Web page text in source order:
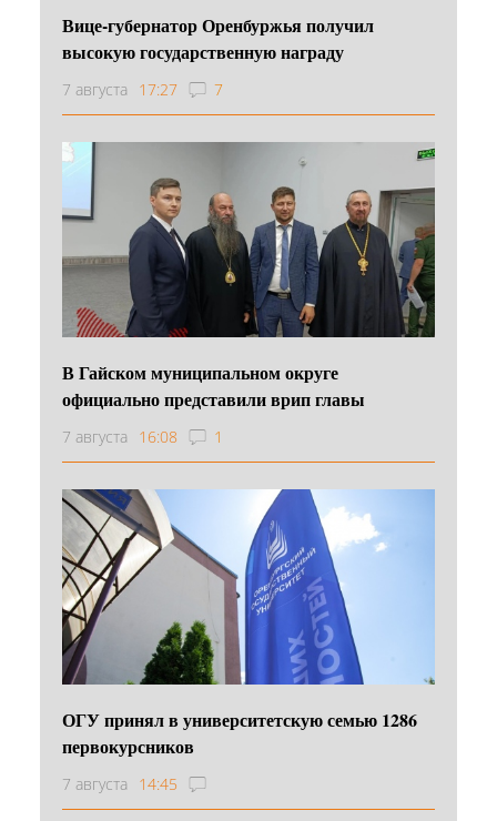
Вице-губернатор Оренбуржья получил
высокую государственную награду
7 августа 17:27 7
В Гайском муниципальном округе
официально представили врип главы
7 августа 16:08 1
ОГУ принял в университетскую семью 1286
первокурсников
7 августа 14:45